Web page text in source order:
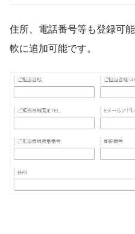
住所、電話番号等も登録可
軟に追加可能です。